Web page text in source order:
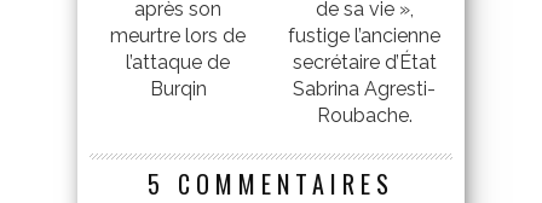
après son
meurtre lors de
l’attaque de
Burqin
de sa vie »,
fustige l’ancienne
secrétaire d’État
Sabrina Agresti-
Roubache.
5 COMMENTAIRES